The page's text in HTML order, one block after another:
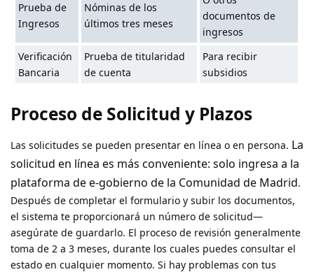
Prueba de
Ingresos
Nóminas de los
últimos tres meses
documentos de
ingresos
Verificación
Bancaria
Prueba de titularidad
de cuenta
Para recibir
subsidios
Proceso de Solicitud y Plazos
Las solicitudes se pueden presentar en línea o en persona. La
solicitud en línea es más conveniente: solo ingresa a la
plataforma de e-gobierno de la Comunidad de Madrid.
Después de completar el formulario y subir los documentos,
el sistema te proporcionará un número de solicitud—
asegúrate de guardarlo. El proceso de revisión generalmente
toma de 2 a 3 meses, durante los cuales puedes consultar el
estado en cualquier momento. Si hay problemas con tus